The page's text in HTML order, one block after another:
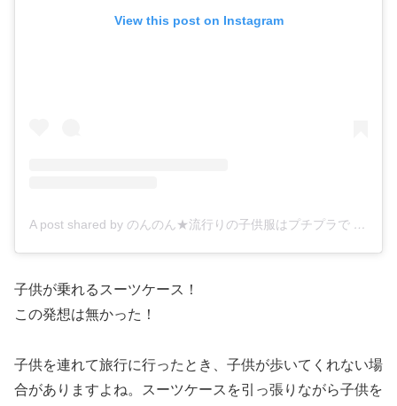
View this post on Instagram
A post shared by のんのん★流行りの子供服はプチプラで (@nonnon__life)
子供が乗れるスーツケース！
この発想は無かった！
子供を連れて旅行に行ったとき、子供が歩いてくれない場
合がありますよね。スーツケースを引っ張りながら子供を